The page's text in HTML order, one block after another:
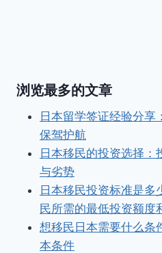
浏览最多的文章
日本留学签证经验分享
保驾护航
日本移民的投资选择：
与劣势
日本移民投资标准是多
民所需的最低投资额度
想移民日本需要什么条
本条件